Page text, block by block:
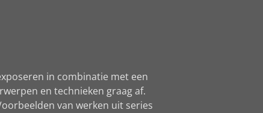
in combinatie met een
en technieken graag af.
van werken uit series